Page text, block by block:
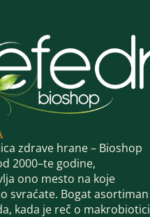
zdrave hrane – Bioshop
2000–te godine,
ono mesto na koje
svraćate. Bogat asortiman
kada je reč o makrobiotici